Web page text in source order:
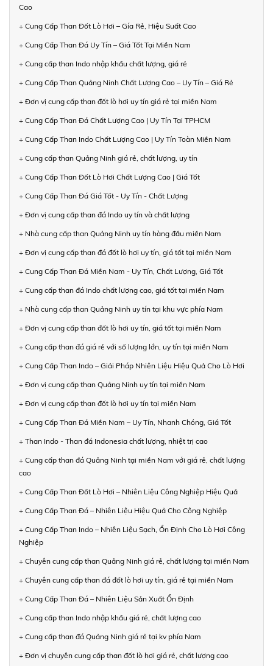
Cao
+ Cung Cấp Than Đốt Lò Hơi – Gía Rẻ, Hiệu Suất Cao
+ Cung Cấp Than Đá Uy Tín – Giá Tốt Tại Miền Nam
+ Cung cấp than Indo nhập khẩu chất lượng, giá rẻ
+ Cung Cấp Than Quảng Ninh Chất Lượng Cao – Uy Tín – Giá Rẻ
+ Đơn vị cung cấp than đốt lò hơi uy tín giá rẻ tại miền Nam
+ Cung Cấp Than Đá Chất Lượng Cao | Uy Tín Tại TPHCM
+ Cung Cấp Than Indo Chất Lượng Cao | Uy Tín Toàn Miền Nam
+ Cung cấp than Quảng Ninh giá rẻ, chất lượng, uy tín
+ Cung Cấp Than Đốt Lò Hơi Chất Lượng Cao | Giá Tốt
+ Cung Cấp Than Đá Giá Tốt - Uy Tín - Chất Lượng
+ Đơn vị cung cấp than đá Indo uy tín và chất lượng
+ Nhà cung cấp than Quảng Ninh uy tín hàng đầu miền Nam
+ Đơn vị cung cấp than đá đốt lò hơi uy tín, giá tốt tại miền Nam
+ Cung Cấp Than Đá Miền Nam - Uy Tín, Chất Lượng, Giá Tốt
+ Cung cấp than đá Indo chất lượng cao, giá tốt tại miền Nam
+ Nhà cung cấp than Quảng Ninh uy tín tại khu vực phía Nam
+ Đơn vị cung cấp than đốt lò hơi uy tín, giá tốt tại miền Nam
+ Cung cấp than đá giá rẻ với số lượng lớn, uy tín tại miền Nam
+ Cung Cấp Than Indo – Giải Pháp Nhiên Liệu Hiệu Quả Cho Lò Hơi
+ Đơn vị cung cấp than Quảng Ninh uy tín tại miền Nam
+ Đơn vị cung cấp than đốt lò hơi uy tín tại miền Nam
+ Cung Cấp Than Đá Miền Nam – Uy Tín, Nhanh Chóng, Giá Tốt
+ Than Indo - Than đá Indonesia chất lượng, nhiệt trị cao
+ Cung cấp than đá Quảng Ninh tại miền Nam với giá rẻ, chất lượng
cao
+ Cung Cấp Than Đốt Lò Hơi – Nhiên Liệu Công Nghiệp Hiệu Quả
+ Cung Cấp Than Đá – Nhiên Liệu Hiệu Quả Cho Công Nghiệp
+ Cung Cấp Than Indo – Nhiên Liệu Sạch, Ổn Định Cho Lò Hơi Công
Nghiệp
+ Chuyên cung cấp than Quảng Ninh giá rẻ, chất lượng tại miền Nam
+ Chuyên cung cấp than đá đốt lò hơi uy tín, giá rẻ tại miền Nam
+ Cung Cấp Than Đá – Nhiên Liệu Sản Xuất Ổn Định
+ Cung cấp than Indo nhập khẩu giá rẻ, chất lượng cao
+ Cung cấp than đá Quảng Ninh giá rẻ tại kv phía Nam
+ Đơn vị chuyên cung cấp than đốt lò hơi giá rẻ, chất lượng cao